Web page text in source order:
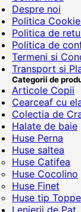
Despre noi
Politica
Politica de
Politica de
Termeni si
Transport si
Categorii de
Articole Copii
Cearceaf cu
Colectia de
Halate de baie
Huse Perna
Huse saltea
Huse Catifea
Huse Cocolino
Huse Finet
Huse tip
Lenjerii de Pat